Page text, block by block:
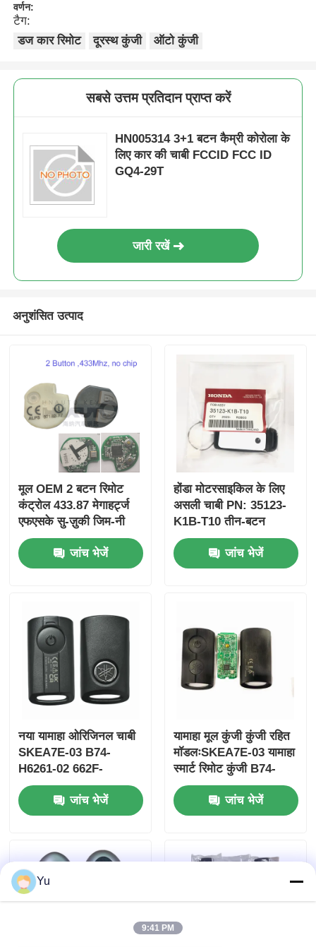
उत्पाद
वर्णन:
टैग:
डज कार रिमोट
दूरस्थ कुंजी ऑटो कुंजी
सबसे उत्तम प्रतिदान प्राप्त करें
HN005314 3+1 बटन कैम्री कोरोला के
लिए कार की चाबी FCCID FCC ID
GQ4-29T
जारी रखें
अनुशंसित उत्पाद
मूल OEM 2 बटन रिमोट
कंट्रोल 433.87 मेगाहर्ट्ज
एफएसके सु-ज़ुकी जिम-नी
2005-2017 के लिए बिना
चिप 37182-ए 7 के लिए
केवल थोक MOQ 50 पीसी
जांच भेजें
होंडा मोटरसाइकिल के लिए
असली चाबी PN: 35123-
K1B-T10 तीन-बटन
FSK433.92MHz
ID47chip रिमोट कार की
जांच भेजें
नया यामाहा ओरिजिनल चाबी
SKEA7E-03 B74-
H6261-02 662F-
SKEA7D03
जांच भेजें
यामाहा मूल कुंजी कुंजी रहित
मॉडलःSKEA7E-03 यामाहा
स्मार्ट रिमोट कुंजी B74-
H6261-02/662F-
SKEA7D03 के लिए
जांच भेजें
Yu
9:41 PM